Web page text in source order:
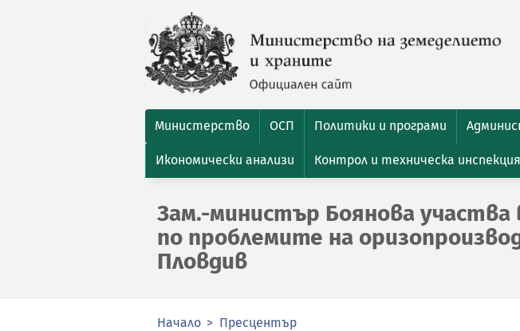
Министерство ОСП Политики и програми
Икономически анализи Контрол и техническа инспекция
Зам.-министър Боянова участва
по проблемите на
Пловдив
Начало Пресцентър